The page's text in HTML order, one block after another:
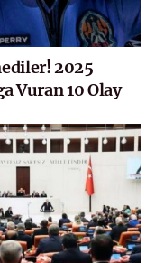
2025
Vuran 10 Olay